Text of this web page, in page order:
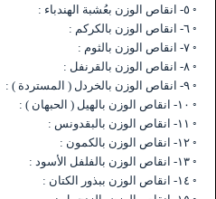
٥- انقاص الوزن بعُشبة الهندباء :
٦- انقاص الوزن بالكركم :
٧- انقاص الوزن بالثوم :
٨- انقاص الوزن بالقرنفل :
٩- انقاص الوزن بالخردل ( المستردة ) :
١٠- انقاص الوزن بالهيل ( الحبهان ) :
١١- انقاص الوزن بالبقدونس :
١٢- انقاص الوزن بالكمون :
١٣- انقاص الوزن بالفلفل الأسود :
١٤- انقاص الوزن ببذور الكتان :